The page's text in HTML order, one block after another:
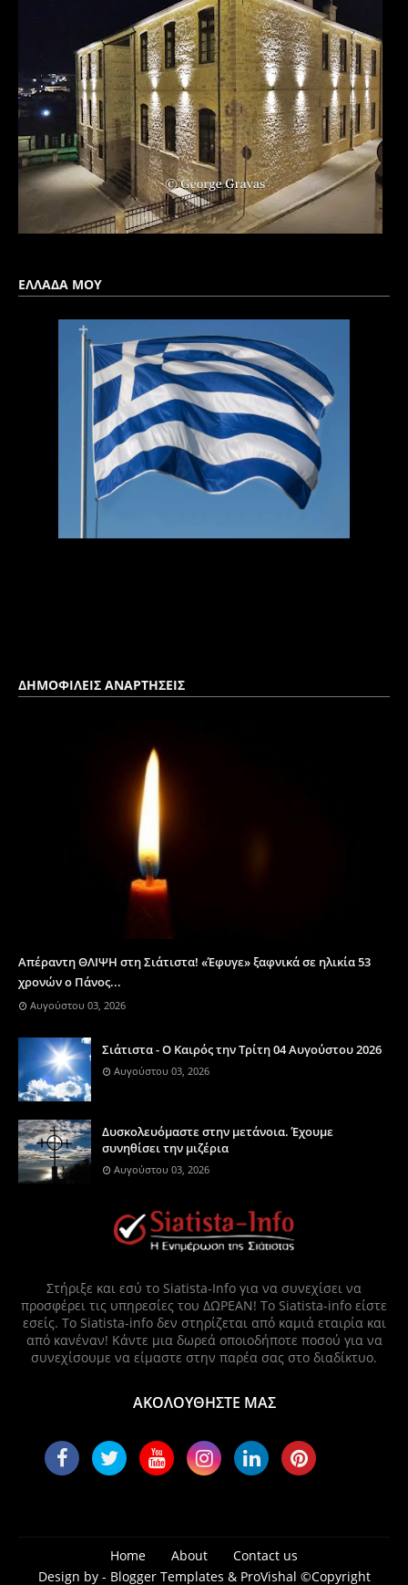
ΕΛΛΑΔΑ ΜΟΥ
ΔΗΜΟΦΙΛΕΙΣ ΑΝΑΡΤΗΣΕΙΣ
Απέραντη ΘΛΙΨΗ στη Σιάτιστα! «Έφυγε» ξαφνικά σε ηλικία 53
χρονών ο Πάνος...
Αυγούστου 03, 2026
Σιάτιστα - Ο Καιρός την Τρίτη 04 Αυγούστου 2026
Αυγούστου 03, 2026
Δυσκολευόμαστε στην μετάνοια. Έχουμε
συνηθίσει την μιζέρια
Αυγούστου 03, 2026
Στήριξε και εσύ το Siatista-Info για να συνεχίσει να
προσφέρει τις υπηρεσίες του ΔΩΡΕΑΝ! Το Siatista-info είστε
εσείς. Το Siatista-info δεν στηρίζεται από καμιά εταιρία και
από κανέναν! Κάντε μια δωρεά οποιοδήποτε ποσού για να
συνεχίσουμε να είμαστε στην παρέα σας στο διαδίκτυο.
ΑΚΟΛΟΥΘΗΣΤΕ ΜΑΣ
Home About
Contact us
Design by - Blogger Templates & ProVishal ©Copyright